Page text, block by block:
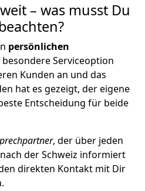
– was musst Du
persönlichen
besondere Serviceoption
Kunden an und das
hat es gezeigt, der eigene
Entscheidung für beide
, der über jeden
der Schweiz informiert
direkten Kontakt mit Dir